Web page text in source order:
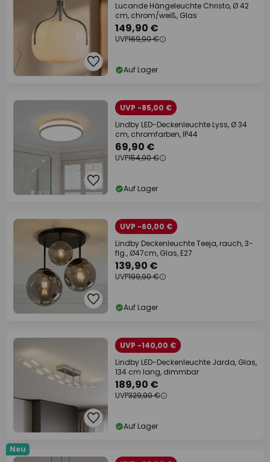
Lucande Hängeleuchte Christo, Ø 42
cm, chrom/weiß, Glas
149,90 €
UVP169,90 €
Auf Lager
UVP -85,00 €
Lindby LED-Deckenleuchte Lyss, Ø 34
cm, chromfarben, IP44
69,90 €
UVP154,90 €
Auf Lager
UVP -60,00 €
Lindby Deckenleuchte Teeja, rauch, 3-
flg., Ø47cm, Glas, E27
139,90 €
UVP199,90 €
Auf Lager
UVP -140,00 €
Lindby LED-Deckenleuchte Jarda, Glas,
134 cm lang, dimmbar
189,90 €
UVP329,90 €
Auf Lager
Neu